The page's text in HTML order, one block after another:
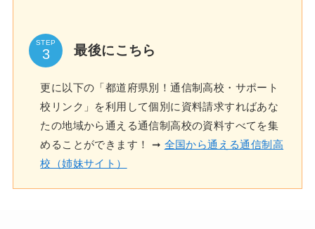
STEP
最後にこちら
更に以下の「都道府県別！通信制高校・サポート
校リンク」を利用して個別に資料請求すればあな
たの地域から通える通信制高校の資料すべてを集
めることができます！ ➞ 全国から通える通信制高
校（姉妹サイト）